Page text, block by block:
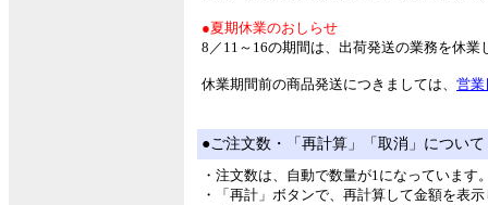
●夏期休業のおしらせ
8／11～16の期間は、出荷発送の業務を休業
休業期間前の商品発送につきましては、 営業
●ご注文数・「再計算」「取消」について
・注文数は、自動で数量が1になっていま
・「再計」ボタンで、再計算して金額を表